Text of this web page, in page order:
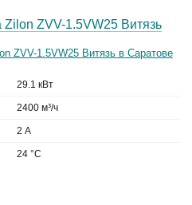
ZVV-1.5VW25 Витязь
29.1 кВт
2400 м³/ч
2 А
24 °C